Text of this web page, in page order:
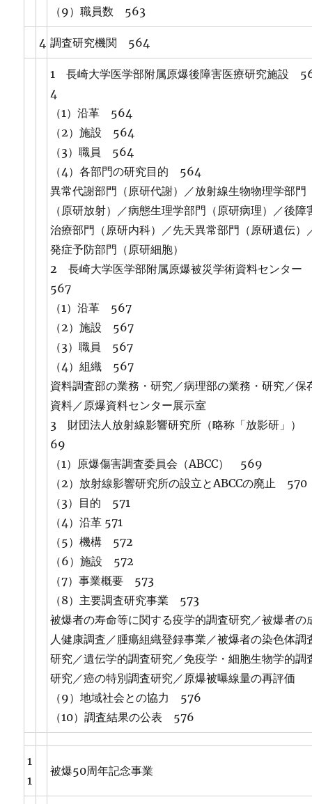
（9）職員数 563
4 調査研究機関 564
1 長崎大学医学部附属原爆後障害医療研究施設
4
（1）沿革 564
（2）施設 564
（3）職員 564
（4）各部門の研究目的 564
異常代謝部門（原研代謝）／放射線生物物理学部門
（原研放射）／病態生理学部門（原研病理）／後障
治療部門（原研内科）／先天異常部門（原研遺伝）
発症予防部門（原研細胞）
2 長崎大学医学部附属原爆被災学術資料センタ
567
（1）沿革 567
（2）施設 567
（3）職員 567
（4）組織 567
資料調査部の業務・研究／病理部の業務・研究／保
資料／原爆資料センター展示室
3 財団法人放射線影響研究所（略称「放影研」
69
（1）原爆傷害調査委員会（ABCC） 569
（2）放射線影響研究所の設立とABCCの廃止 570
（3）目的 571
（4）沿革 571
（5）機構 572
（6）施設 572
（7）事業概要 573
（8）主要調査研究事業 573
被爆者の寿命等に関する疫学的調査研究／被爆者の
人健康調査／腫瘍組織登録事業／被爆者の染色体調
研究／遺伝学的調査研究／免疫学・細胞生物学的調
研究／癌の特別調査研究／原爆被曝線量の再評価
（9）地域社会との協力 576
（10）調査結果の公表 576
1
1
被爆50周年記念事業